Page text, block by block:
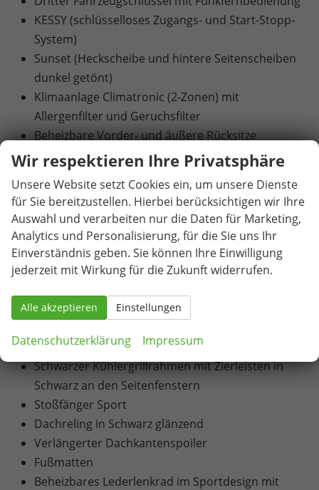
KESSY (schlüsselloses Zugangs- und Start-Stopp-
System)
Sunset (Heckscheibe und hintere Seitenscheiben
dunkel getönt)
Klimaanlage Climatronic (2-Zonen) mit
Allergenfilter und Geruchsfilter
Beheizbare Vorder- und äußere Rücksitze
Beheizbare Windschutzscheibe
Nebelscheinwerfer mit Abbiegelicht
Scheinwerferreinigungsanlage
LED-Tagfahrlicht
Matrix-LED-Scheinwerfer
LED-Heckleuchten mit Kristallglasoptik und
animierten Blinkern
Aeroblenden in Schwarz (Reifen 225/50 R 18)
Fahrwerk für DCC vorn
Schwarzer Kühlergrillrahmen mit Zierleisten in
Schwarz an den Seitenfenstern
Stoßfänger Sport
Dachreling in Schwarz glänzend
Verlängerter Dachkantenspoiler
Fußmatten
Beheizbares Lederlenkrad im Sportdesign mit
Wir respektieren Ihre Privatsphäre
Unsere Website setzt Cookies ein, um unsere Dienste
für Sie bereitzustellen. Hierbei berücksichtigen wir Ihre
Auswahl und verarbeiten nur die Daten für Marketing,
Analytics und Personalisierung, für die Sie uns Ihr
Einverständnis geben. Sie können Ihre Einwilligung
jederzeit mit Wirkung für die Zukunft widerrufen.
Alle akzeptieren Einstellungen
Datenschutzerklärung Impressum